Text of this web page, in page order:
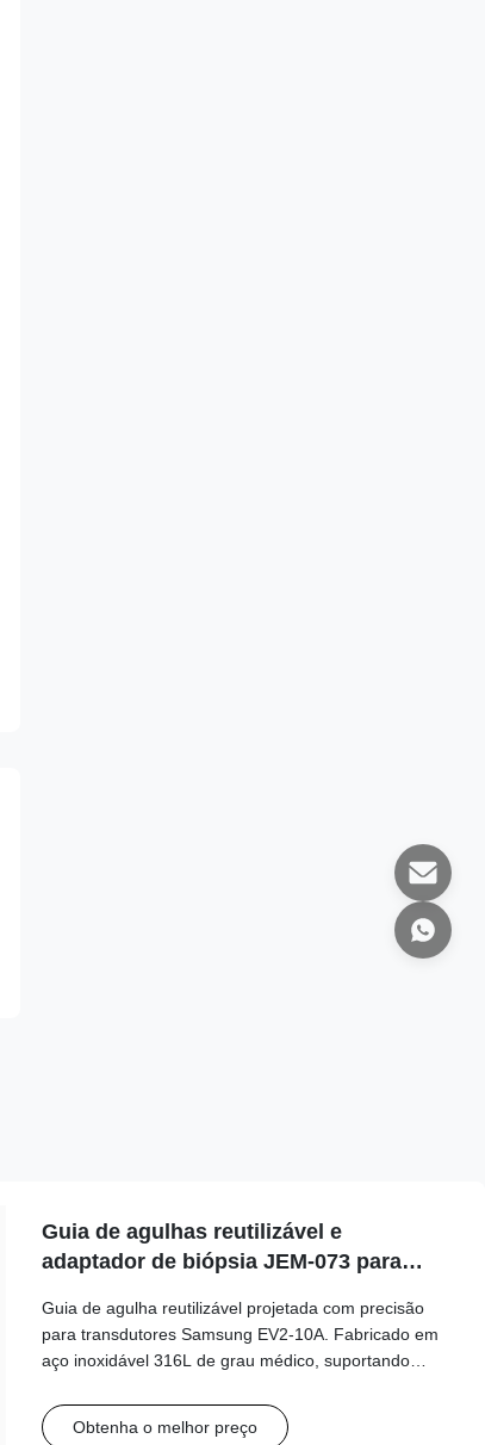
Guia de agulhas reutilizável e
adaptador de biópsia JEM-073 para
Guia de agulha reutilizável projetada com precisão
para transdutores Samsung EV2-10A. Fabricado em
aço inoxidável 316L de grau médico, suportando
precisão clínica de longo prazo.
Obtenha o melhor preço